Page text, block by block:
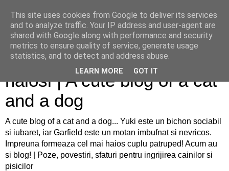
Sfaturi pentru caini si pisici
haiosi | A cute blog of a cat
and a dog
A cute blog of a cat and a dog... Yuki este un bichon sociabil
si iubaret, iar Garfield este un motan imbufnat si nevricos.
Impreuna formeaza cel mai haios cuplu patruped! Acum au
si blog! | Poze, povestiri, sfaturi pentru ingrijirea cainilor si
pisicilor
This site uses cookies from Google to deliver its services
and to analyze traffic. Your IP address and user-agent are
shared with Google along with performance and security
metrics to ensure quality of service, generate usage
statistics, and to detect and address abuse.
LEARN MORE GOT IT